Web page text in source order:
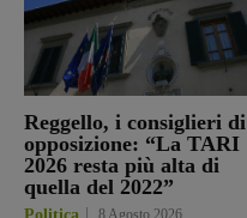
Reggello, i consiglieri di
opposizione: “La TARI
2026 resta più alta di
quella del 2022”
8 Agosto 2026